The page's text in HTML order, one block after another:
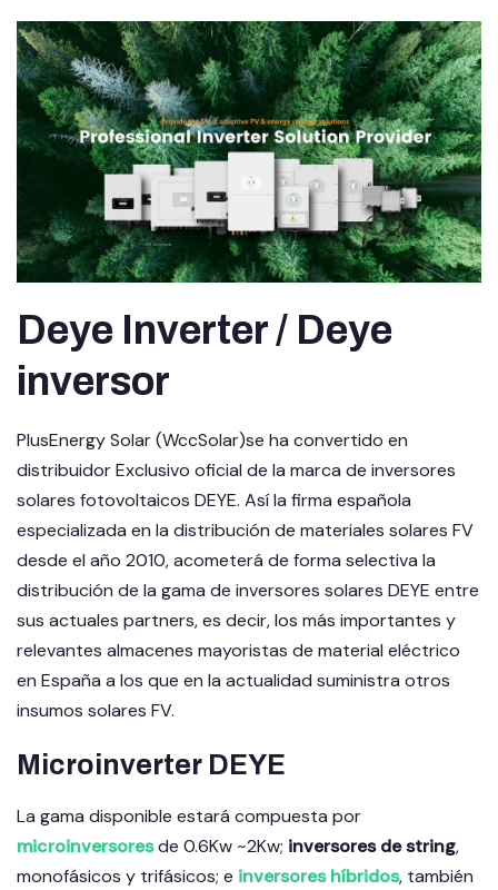
Deye Inverter / Deye
inversor
PlusEnergy Solar (WccSolar)se ha convertido en
distribuidor Exclusivo oficial de la marca de inversores
solares fotovoltaicos DEYE. Así la firma española
especializada en la distribución de materiales solares FV
desde el año 2010, acometerá de forma selectiva la
distribución de la gama de inversores solares DEYE entre
sus actuales partners, es decir, los más importantes y
relevantes almacenes mayoristas de material eléctrico
en España a los que en la actualidad suministra otros
insumos solares FV.
Microinverter DEYE
La gama disponible estará compuesta por
microinversoresde 0.6Kw ~2Kw; inversores de string,
monofásicos y trifásicos; e inversores híbridos, también